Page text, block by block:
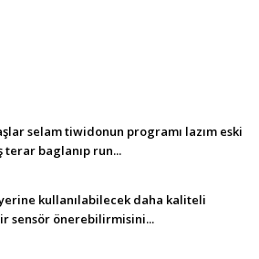
selam tiwidonun programı lazım eski
terar baglanıp run...
kullanılabilecek daha kaliteli
sensör önerebilirmisini...